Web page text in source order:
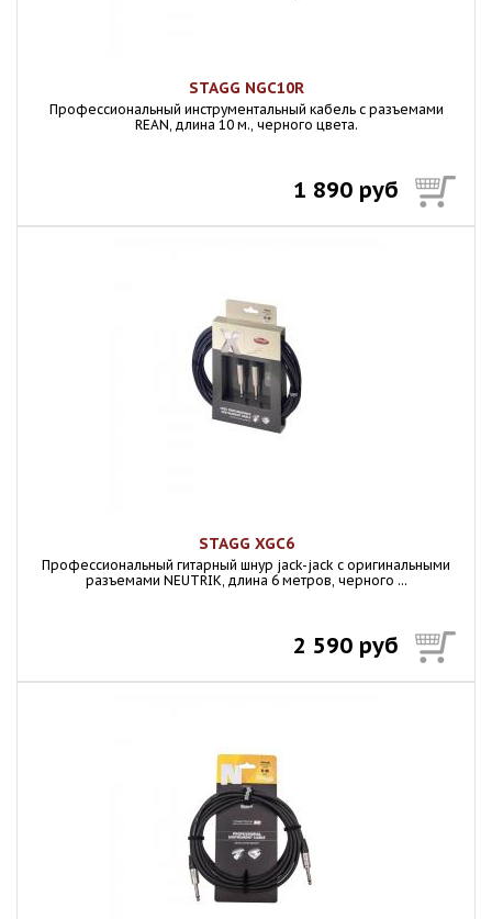
STAGG NGC10R
Профессиональный инструментальный кабель с разъемами
REAN, длина 10 м., черного цвета.
1 890 руб
STAGG XGC6
Профессиональный гитарный шнур jack-jack с оригинальными
разъемами NEUTRIK, длина 6 метров, черного ...
2 590 руб